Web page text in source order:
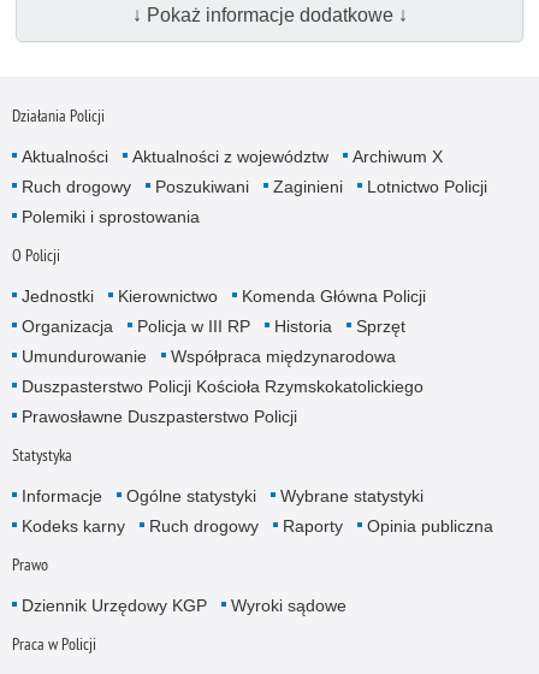
↓ Pokaż informacje dodatkowe ↓
Działania Policji
Aktualności Aktualności z województw
Archiwum X
Ruch drogowy
Poszukiwani Zaginieni
Lotnictwo Policji
Polemiki i sprostowania
O Policji
Jednostki Kierownictwo
Komenda Główna Policji
Organizacja
Policja w III RP Historia
Sprzęt
Umundurowanie
Współpraca międzynarodowa
Duszpasterstwo Policji Kościoła Rzymskokatolickiego
Prawosławne Duszpasterstwo Policji
Statystyka
Informacje Ogólne statystyki
Wybrane statystyki
Kodeks karny
Ruch drogowy Raporty Opinia publiczna
Prawo
Dziennik Urzędowy KGP Wyroki sądowe
Praca w Policji